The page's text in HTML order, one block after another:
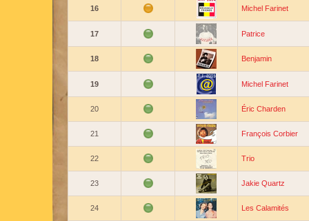
16 Michel Farinet
17 Patrice
18 Benjamin
19 Michel Farinet
20 Éric Charden
21 François Corbier
22 Trio
23 Jakie Quartz
24 Les Calamités